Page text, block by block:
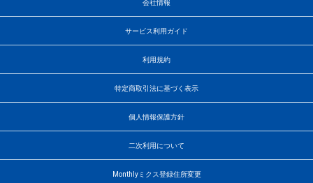
会社情報
サービス利用ガイド
利用規約
特定商取引法に基づく表示
個人情報保護方針
二次利用について
Monthlyミクス登録住所変更